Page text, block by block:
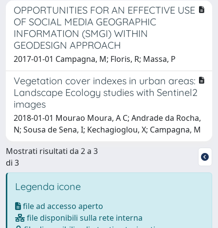
OPPORTUNITIES FOR AN EFFECTIVE USE
OF SOCIAL MEDIA GEOGRAPHIC
INFORMATION (SMGI) WITHIN
GEODESIGN APPROACH
2017-01-01 Campagna, M; Floris, R; Massa, P
Vegetation cover indexes in urban areas:
Landscape Ecology studies with Sentinel2
images
2018-01-01 Mourao Moura, A C; Andrade da Rocha,
N; Sousa de Sena, I; Kechagioglou, X; Campagna, M
Mostrati risultati da 2 a 3
di 3
Legenda icone
file ad accesso aperto
file disponibili sulla rete interna